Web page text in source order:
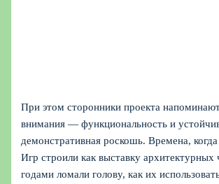
При этом сторонники проекта
внимания — функциональность и
демонстративная роскошь. Времена,
Игр строили как выставку архитектурных
годами ломали голову, как их